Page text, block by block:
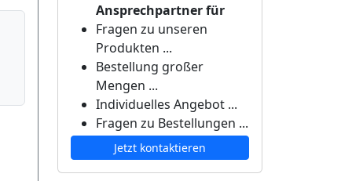
Ansprechpartner für
Fragen zu unseren
Produkten ...
Bestellung großer
Mengen ...
Individuelles Angebot ...
Fragen zu Bestellungen ...
Jetzt kontaktieren